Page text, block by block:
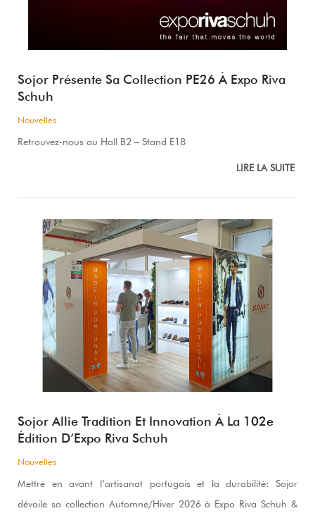
Sojor Présente Sa Collection PE26 À Expo Riva
Schuh
Nouvelles
Retrouvez-nous au Hall B2 – Stand E18
LIRE LA SUITE
Sojor Allie Tradition Et Innovation À La 102e
Édition D’Expo Riva Schuh
Nouvelles
Mettre en avant l’artisanat portugais et la durabilité: Sojor
dévoile sa collection Automne/Hiver 2026 à Expo Riva Schuh &